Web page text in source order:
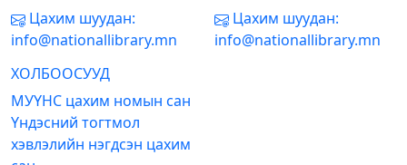
Цахим шуудан:
info@nationallibrary.mn
Цахим шуудан:
info@nationallibrary.mn
ХОЛБООСУУД
МУҮНС цахим номын сан
Үндэсний тогтмол
хэвлэлийн нэгдсэн цахим